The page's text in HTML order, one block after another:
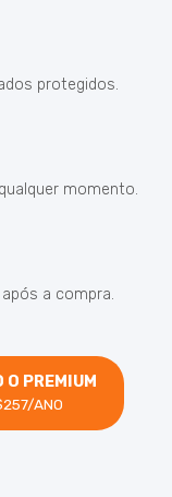
protegidos.
momento.
a compra.
O PREMIUM
ANO